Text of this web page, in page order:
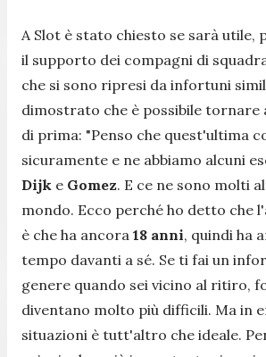
A Slot è stato chiesto se sarà utile,
il supporto dei compagni di
che si sono ripresi da infortuni
dimostrato che è possibile tornare
di prima: "Penso che quest'ultima
sicuramente e ne abbiamo alcuni
Dijk e Gomez. E ce ne sono molti
mondo. Ecco perché ho detto che
è che ha ancora 18 anni, quindi ha
tempo davanti a sé. Se ti fai un
genere quando sei vicino al ritiro,
diventano molto più difficili. Ma in
situazioni è tutt'altro che ideale.